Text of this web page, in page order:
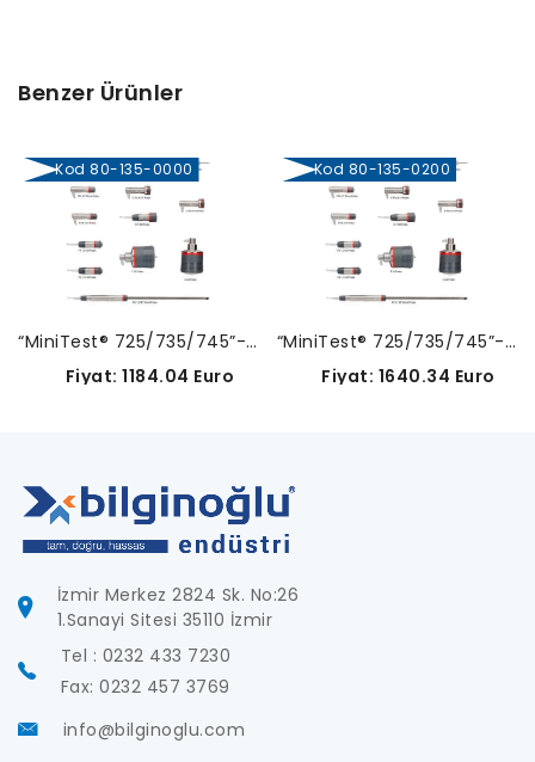
Benzer Ürünler
Kod 80-135-0000
“MiniTest® 725/735/745”-80-135-0000
Fiyat: 1184.04 Euro
Kod 80-135-0200
“MiniTest® 725/735/745”-80-135-0200
Fiyat: 1640.34 Euro
İzmir Merkez 2824 Sk. No:26
1.Sanayi Sitesi 35110 İzmir
Tel : 0232 433 7230
Fax: 0232 457 3769
info@bilginoglu.com